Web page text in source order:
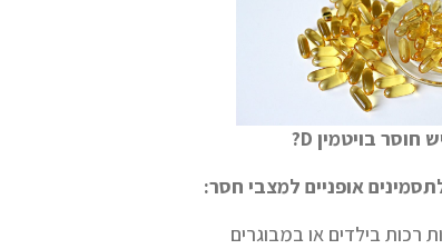
חוסר בויטמין D
?
אופניים למצבי חסר:
רכות בילדים או במבוגרים